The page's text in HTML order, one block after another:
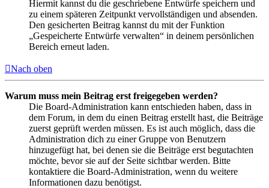
Hiermit kannst du die geschriebene Entwürfe speichern und
zu einem späteren Zeitpunkt vervollständigen und absenden.
Den gesicherten Beitrag kannst du mit der Funktion
„Gespeicherte Entwürfe verwalten“ in deinem persönlichen
Bereich erneut laden.
Nach oben
Warum muss mein Beitrag erst freigegeben werden?
Die Board-Administration kann entschieden haben, dass in
dem Forum, in dem du einen Beitrag erstellt hast, die Beiträge
zuerst geprüft werden müssen. Es ist auch möglich, dass die
Administration dich zu einer Gruppe von Benutzern
hinzugefügt hat, bei denen sie die Beiträge erst begutachten
möchte, bevor sie auf der Seite sichtbar werden. Bitte
kontaktiere die Board-Administration, wenn du weitere
Informationen dazu benötigst.